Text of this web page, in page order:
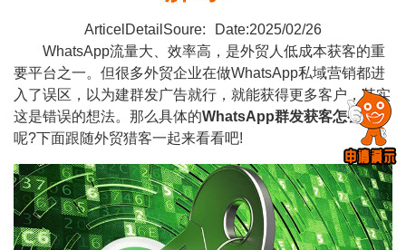
ArticelDetailSoure:
Date:2025/02/26
WhatsApp流量大、效率高，是外贸人低成本获客的重
要平台之一。但很多外贸企业在做WhatsApp私域营销都进
入了误区，以为建群发广告就行，就能获得更多客户，其实
这是错误的想法。那么具体的WhatsApp群发获客怎么做
呢?下面跟随外贸猎客一起来看看吧!